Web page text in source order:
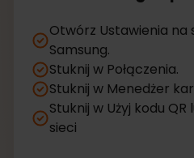
Otwórz Ustawienia na
Samsung.
Stuknij w Połączenia.
Stuknij w Menedżer
Stuknij w Użyj kodu
sieci